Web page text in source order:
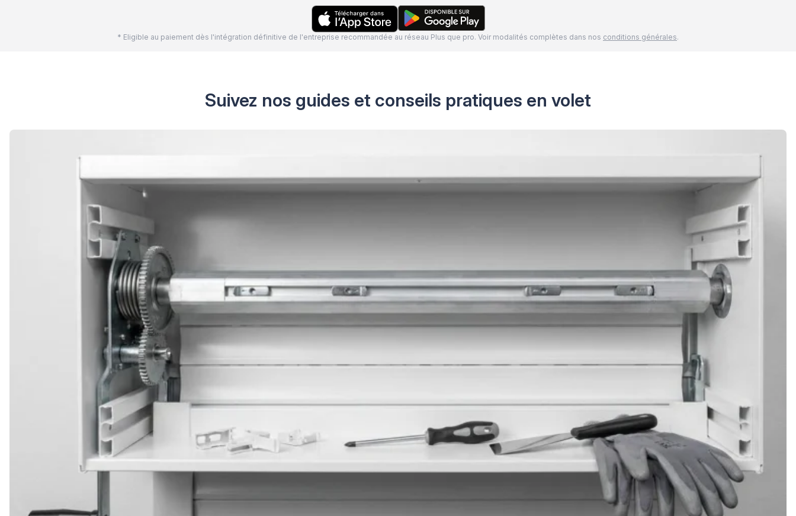
* Eligible au paiement dès l'intégration définitive de l'entreprise recommandée au réseau Plus que pro. Voir modalités complètes dans nos conditions générales.
Suivez nos guides et conseils pratiques en volet